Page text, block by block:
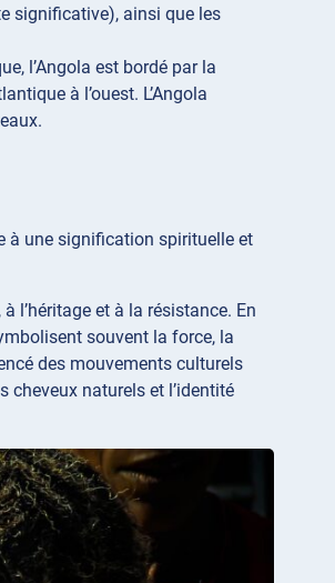
significative), ainsi que les
l’Angola est bordé par la
à l’ouest. L’Angola
à une signification spirituelle et
l’héritage et à la résistance. En
souvent la force, la
des mouvements culturels
naturels et l’identité